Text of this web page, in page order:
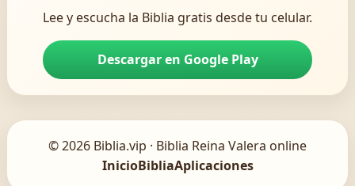
Lee y escucha la Biblia gratis desde tu celular.
Descargar en Google Play
© 2026 Biblia.vip · Biblia Reina Valera online
InicioBibliaAplicaciones